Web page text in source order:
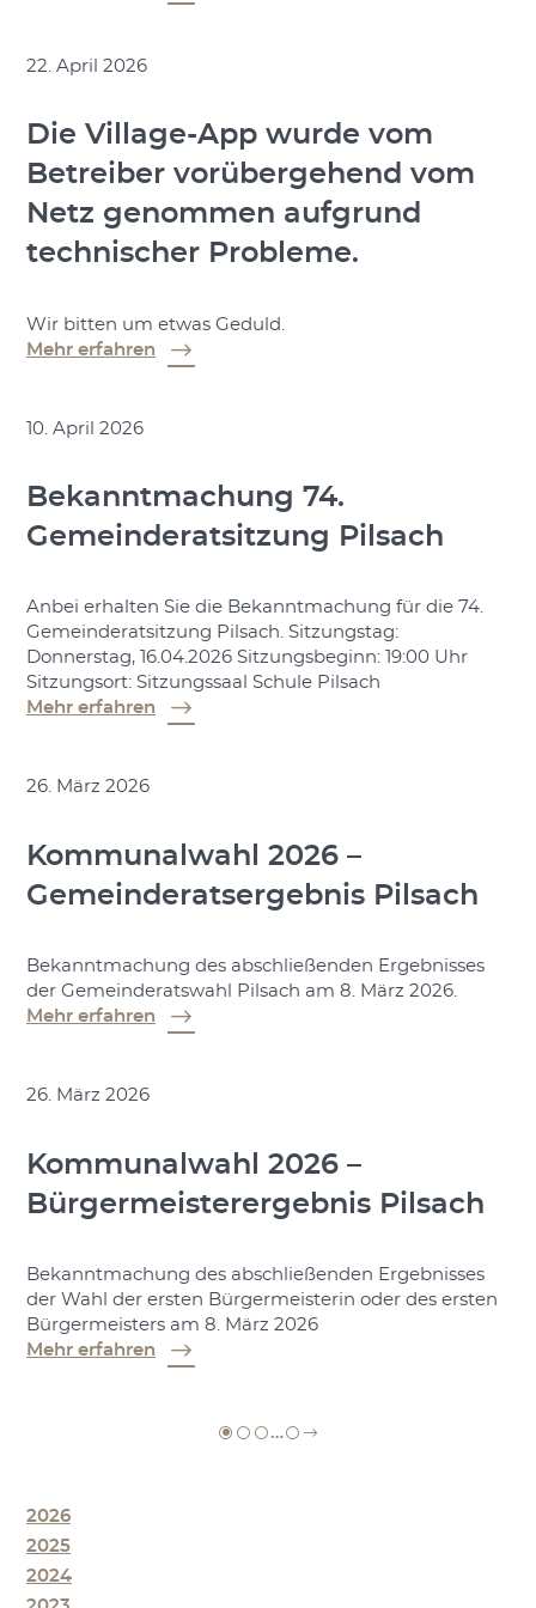
22. April 2026
Die Village-App wurde vom
Betreiber vorübergehend vom
Netz genommen aufgrund
technischer Probleme.
Wir bitten um etwas Geduld.
Mehr erfahren
10. April 2026
Bekanntmachung 74.
Gemeinderatsitzung Pilsach
Anbei erhalten Sie die Bekanntmachung für die 74.
Gemeinderatsitzung Pilsach. Sitzungstag:
Donnerstag, 16.04.2026 Sitzungsbeginn: 19:00 Uhr
Sitzungsort: Sitzungssaal Schule Pilsach
Mehr erfahren
26. März 2026
Kommunalwahl 2026 –
Gemeinderatsergebnis Pilsach
Bekanntmachung des abschließenden Ergebnisses
der Gemeinderatswahl Pilsach am 8. März 2026.
Mehr erfahren
26. März 2026
Kommunalwahl 2026 –
Bürgermeisterergebnis Pilsach
Bekanntmachung des abschließenden Ergebnisses
der Wahl der ersten Bürgermeisterin oder des ersten
Bürgermeisters am 8. März 2026
Mehr erfahren
…
2026
2025
2024